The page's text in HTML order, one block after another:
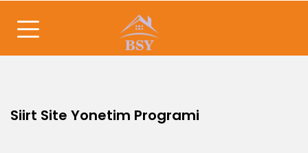
Siirt Site Yonetim Programi